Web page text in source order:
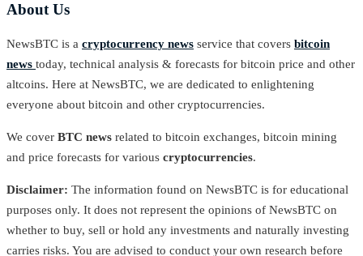
About Us
NewsBTC is a cryptocurrency news service that covers bitcoin
news today, technical analysis & forecasts for bitcoin price and other
altcoins. Here at NewsBTC, we are dedicated to enlightening
everyone about bitcoin and other cryptocurrencies.
We cover BTC news related to bitcoin exchanges, bitcoin mining
and price forecasts for various cryptocurrencies.
Disclaimer: The information found on NewsBTC is for educational
purposes only. It does not represent the opinions of NewsBTC on
whether to buy, sell or hold any investments and naturally investing
carries risks. You are advised to conduct your own research before